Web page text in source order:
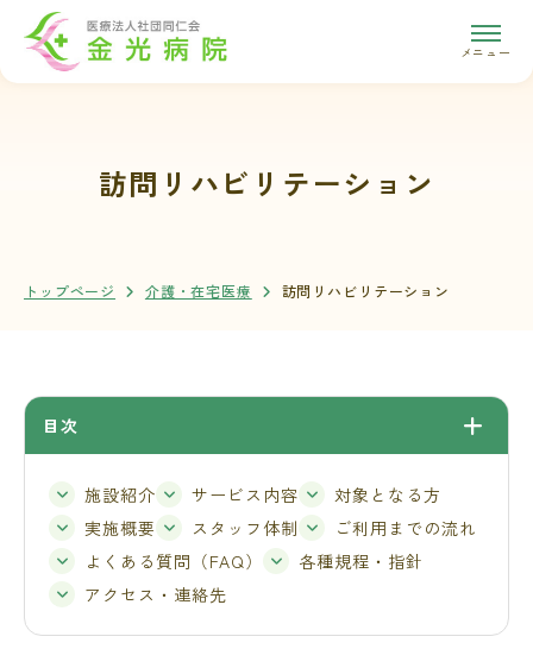
メニュー
訪問リハビリテーション
トップページ 介護・在宅医療 訪問リハビリテーション
目次
施設紹介 サービス内容
対象となる方
実施概要
スタッフ体制
ご利用までの流れ
よくある質問（FAQ）
各種規程・指針
アクセス・連絡先